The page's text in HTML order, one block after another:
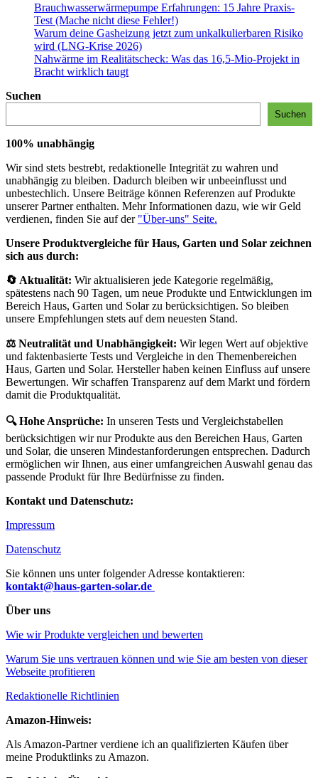
Brauchwasserwärmepumpe Erfahrungen: 15 Jahre Praxis-
Test (Mache nicht diese Fehler!)
Warum deine Gasheizung jetzt zum unkalkulierbaren Risiko
wird (LNG-Krise 2026)
Nahwärme im Realitätscheck: Was das 16,5-Mio-Projekt in
Bracht wirklich taugt
Suchen
Suchen
100% unabhängig
Wir sind stets bestrebt, redaktionelle Integrität zu wahren und
unabhängig zu bleiben. Dadurch bleiben wir unbeeinflusst und
unbestechlich. Unsere Beiträge können Referenzen auf Produkte
unserer Partner enthalten. Mehr Informationen dazu, wie wir Geld
verdienen, finden Sie auf der "Über-uns" Seite.
Unsere Produktvergleiche für Haus, Garten und Solar zeichnen
sich aus durch:
🔄 Aktualität: Wir aktualisieren jede Kategorie regelmäßig,
spätestens nach 90 Tagen, um neue Produkte und Entwicklungen im
Bereich Haus, Garten und Solar zu berücksichtigen. So bleiben
unsere Empfehlungen stets auf dem neuesten Stand.
⚖️ Neutralität und Unabhängigkeit: Wir legen Wert auf objektive
und faktenbasierte Tests und Vergleiche in den Themenbereichen
Haus, Garten und Solar. Hersteller haben keinen Einfluss auf unsere
Bewertungen. Wir schaffen Transparenz auf dem Markt und fördern
damit die Produktqualität.
🔍 Hohe Ansprüche: In unseren Tests und Vergleichstabellen
berücksichtigen wir nur Produkte aus den Bereichen Haus, Garten
und Solar, die unseren Mindestanforderungen entsprechen. Dadurch
ermöglichen wir Ihnen, aus einer umfangreichen Auswahl genau das
passende Produkt für Ihre Bedürfnisse zu finden.
Kontakt und Datenschutz:
Impressum
Datenschutz
Sie können uns unter folgender Adresse kontaktieren:
kontakt@haus-garten-solar.de
Über uns
Wie wir Produkte vergleichen und bewerten
Warum Sie uns vertrauen können und wie Sie am besten von dieser
Webseite profitieren
Redaktionelle Richtlinien
Amazon-Hinweis:
Als Amazon-Partner verdiene ich an qualifizierten Käufen über
meine Produktlinks zu Amazon.